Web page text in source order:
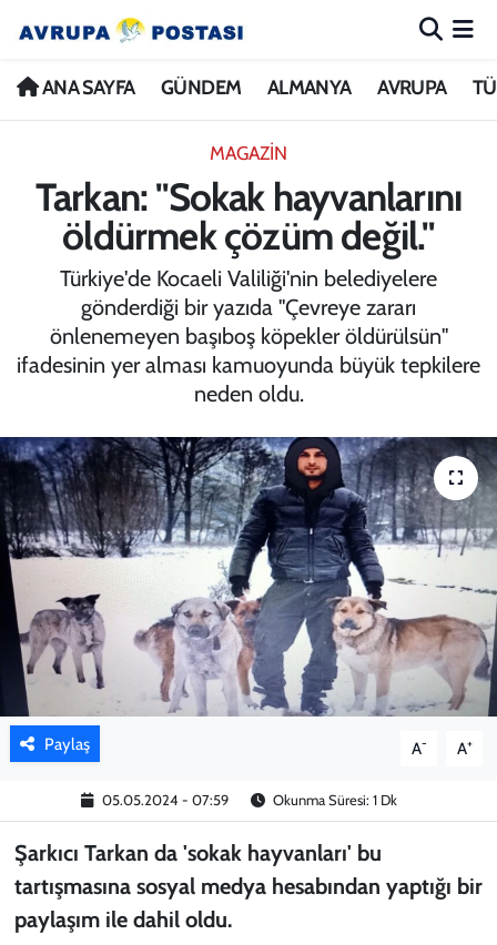
ANA SAYFA GÜNDEM ALMANYA AVRUPA
MAGAZİN
Tarkan: "Sokak hayvanlarını
öldürmek çözüm değil."
Türkiye'de Kocaeli Valiliği'nin belediyelere
gönderdiği bir yazıda "Çevreye zararı
önlenemeyen başıboş köpekler öldürülsün"
ifadesinin yer alması kamuoyunda büyük tepkilere
neden oldu.
Paylaş A- A+
05.05.2024 - 07:59 Okunma Süresi: 1 Dk
Şarkıcı Tarkan da 'sokak hayvanları' bu
tartışmasına sosyal medya hesabından yaptığı bir
paylaşım ile dahil oldu.
ANA SAYFA
ALMANYA
AVRUPA
TÜRKİYE
DÜNYA
SPOR
KADIN
YAZARLAR
Nöbetçi Eczaneler
İstanbul Namaz Vakitleri
Trafik Durumu
Avrupa Ligi Puan Durumu ve Fikstür
Tüm Manşetler
Haber Arşivi